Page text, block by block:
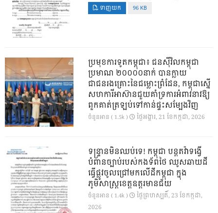
ទាញយក 96 KB
ប្រមុខការទូតកម្ពុជា៖ ជនស៊ីវិលកម្ពុជា
ប្រមាណ ២០០០០នាក់ បានក្លាយ
ជាជនរងគ្រោះនៃជម្លោះព្រំដែន, កម្ពុជាស្នើ
សហការីអាស៊ានជួយគាំទ្រការអំពាវនាវឱ្យ
ពួកគាត់ត្រឡប់ទៅកាន់ផ្ទះសម្បែងវិញ
ចំនួនអាន ( 1.5k ) ថ្ងៃ​អង្គារ, 21 ខែ​កក្កដា, 2026
ទន្ទ្រានមិនឈប់ទេ! កម្ពុជា បន្តតវ៉ាទង្វើ
បំពានច្បាប់របស់កងទ័ពថៃ ឈូសឆាយដី
ធ្វើផ្លូវចូលជ្រៅមកលើដីកម្ពុជា ក្នុង
ភូមិសាស្ត្រខេត្តឧត្តរមានជ័យ
ចំនួនអាន ( 1.4k )
ថ្ងៃ​ព្រហស្បតិ៍, 23 ខែ​កក្កដា,
2026